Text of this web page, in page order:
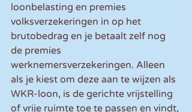
loonbelasting en premies
volksverzekeringen in op het
brutobedrag en je betaalt zelf nog
de premies
werknemersverzekeringen. Alleen
als je kiest om deze aan te wijzen als
WKR-loon, is de gerichte vrijstelling
of vrije ruimte toe te passen en vindt,